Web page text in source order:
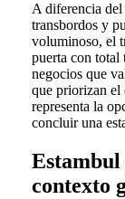
A diferencia
transbordos y
voluminoso, el
puerta con total
negocios que
que priorizan el
representa la
concluir una
contexto